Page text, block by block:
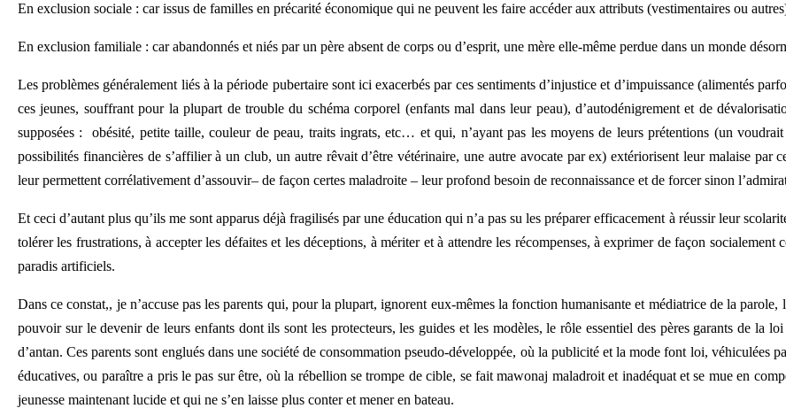
En exclusion sociale : car issus de familles en précarité économique qui ne peuvent les faire accéder aux attributs (vestimentaires ou
En exclusion familiale : car abandonnés et niés par un père absent de corps ou d’esprit, une mère elle-même perdue dans un monde
Les problèmes généralement liés à la période pubertaire sont ici exacerbés par ces sentiments d’injustice et d’impuissance (alimentés
ces jeunes, souffrant pour la plupart de trouble du schéma corporel (enfants mal dans leur peau), d’autodénigrement et de
supposées : obésité, petite taille, couleur de peau, traits ingrats, etc… et qui, n’ayant pas les moyens de leurs prétentions (un
possibilités financières de s’affilier à un club, un autre rêvait d’être vétérinaire, une autre avocate par ex) extériorisent leur malaise par
leur permettent corrélativement d’assouvir– de façon certes maladroite – leur profond besoin de reconnaissance et de forcer sinon
Et ceci d’autant plus qu’ils me sont apparus déjà fragilisés par une éducation qui n’a pas su les préparer efficacement à réussir leur
tolérer les frustrations, à accepter les défaites et les déceptions, à mériter et à attendre les récompenses, à exprimer de façon socialement
paradis artificiels.
Dans ce constat,, je n’accuse pas les parents qui, pour la plupart, ignorent eux-mêmes la fonction humanisante et médiatrice de la
pouvoir sur le devenir de leurs enfants dont ils sont les protecteurs, les guides et les modèles, le rôle essentiel des pères garants de la
d’antan. Ces parents sont englués dans une société de consommation pseudo-développée, où la publicité et la mode font loi, véhiculées
éducatives, ou paraître a pris le pas sur être, où la rébellion se trompe de cible, se fait mawonaj maladroit et inadéquat et se mue en
jeunesse maintenant lucide et qui ne s’en laisse plus conter et mener en bateau.